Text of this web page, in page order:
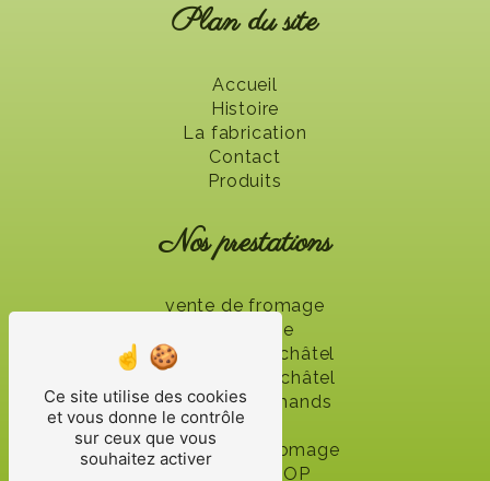
Plan du site
Accueil
Histoire
La fabrication
Contact
Produits
Nos prestations
vente de fromage
fromagerie
fromage Neufchâtel
coeur de Neufchâtel
fromage Normands
fromage
fabricant de fromage
fromages AOP
Ce site utilise des cookies
et vous donne le contrôle
sur ceux que vous
souhaitez activer